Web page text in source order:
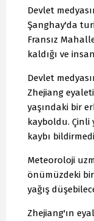
Devlet
Şanghay'da
Fransız
kaldığı ve
Devlet
Zhejiang
yaşındaki bir
kayboldu.
kaybı
Meteoroloji
önümüzdeki
yağış
Zhejiang'ın